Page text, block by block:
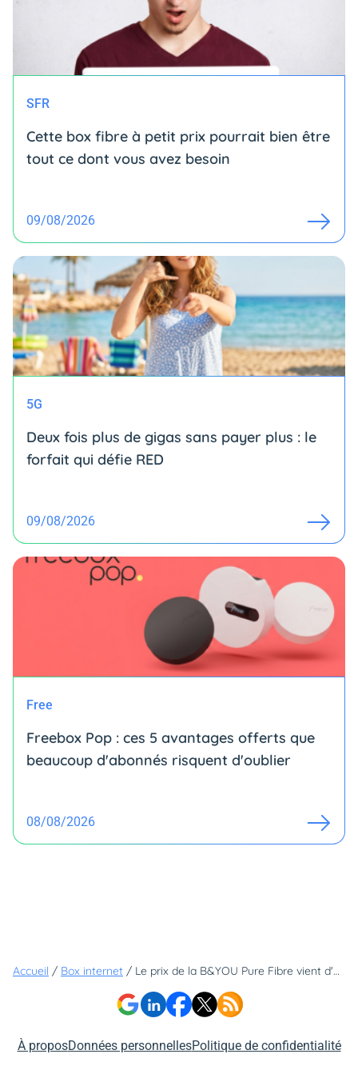
SFR
Cette box fibre à petit prix pourrait bien être
tout ce dont vous avez besoin
09/08/2026
5G
Deux fois plus de gigas sans payer plus : le
forfait qui défie RED
09/08/2026
Free
Freebox Pop : ces 5 avantages offerts que
beaucoup d'abonnés risquent d'oublier
08/08/2026
Accueil / Box internet / Le prix de la B&YOU Pure Fibre vient d'augmenter de un euro : que vaut-elle maintenant face à la concurrence
À proposDonnées personnellesPolitique de confidentialité